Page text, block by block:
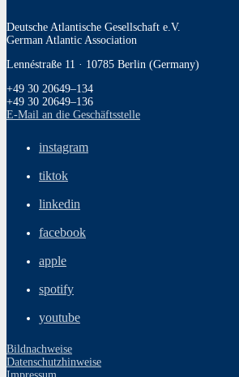
Deutsche Atlantische Gesellschaft e.V.
German Atlantic Association
Lennéstraße 11 · 10785 Berlin (Germany)
+49 30 20649–134
+49 30 20649–136
E‑Mail an die Geschäftsstelle
instagram
tiktok
linkedin
facebook
apple
spotify
youtube
Bildnachweise
Datenschutzhinweise